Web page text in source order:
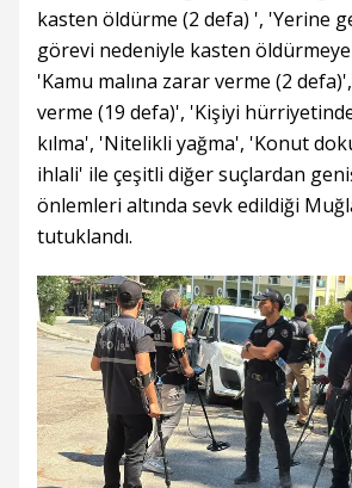
kasten öldürme (2 defa) ', 'Yerine
görevi nedeniyle kasten
'Kamu malına zarar verme (2
verme (19 defa)', 'Kişiyi
kılma', 'Nitelikli yağma', 'Konut
ihlali' ile çeşitli diğer suçlardan
önlemleri altında sevk edildiği
tutuklandı.